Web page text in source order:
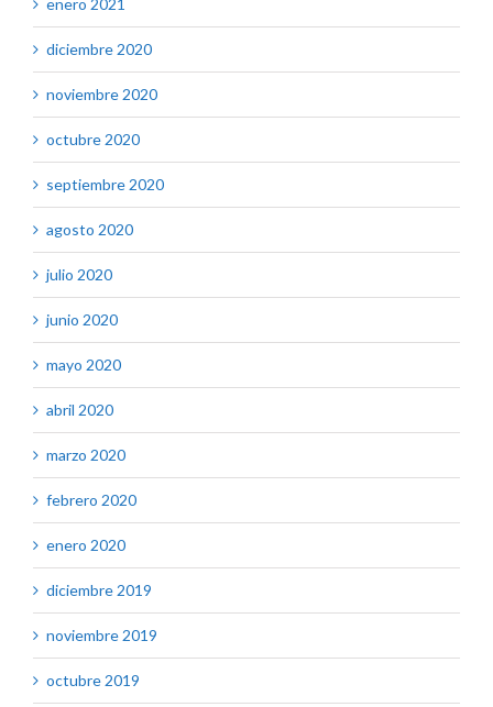
diciembre 2020
noviembre 2020
octubre 2020
septiembre 2020
agosto 2020
julio 2020
junio 2020
mayo 2020
abril 2020
marzo 2020
febrero 2020
enero 2020
diciembre 2019
noviembre 2019
octubre 2019